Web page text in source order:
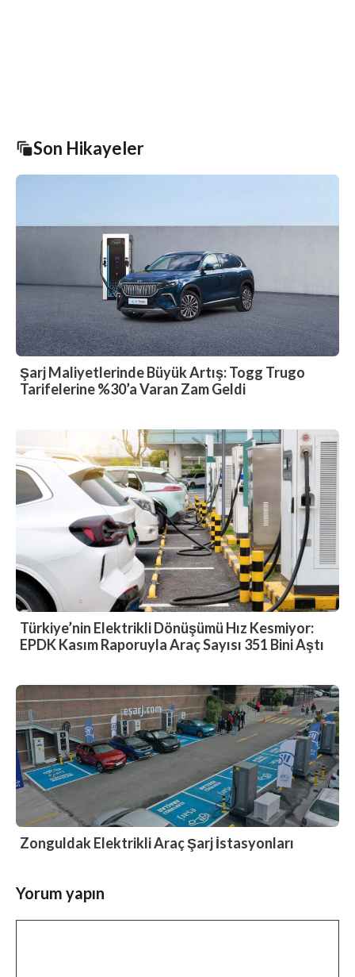
Son Hikayeler
Şarj Maliyetlerinde Büyük Artış: Togg Trugo
Tarifelerine %30’a Varan Zam Geldi
Türkiye’nin Elektrikli Dönüşümü Hız Kesmiyor:
EPDK Kasım Raporuyla Araç Sayısı 351 Bini Aştı
Zonguldak Elektrikli Araç Şarj İstasyonları
Yorum yapın